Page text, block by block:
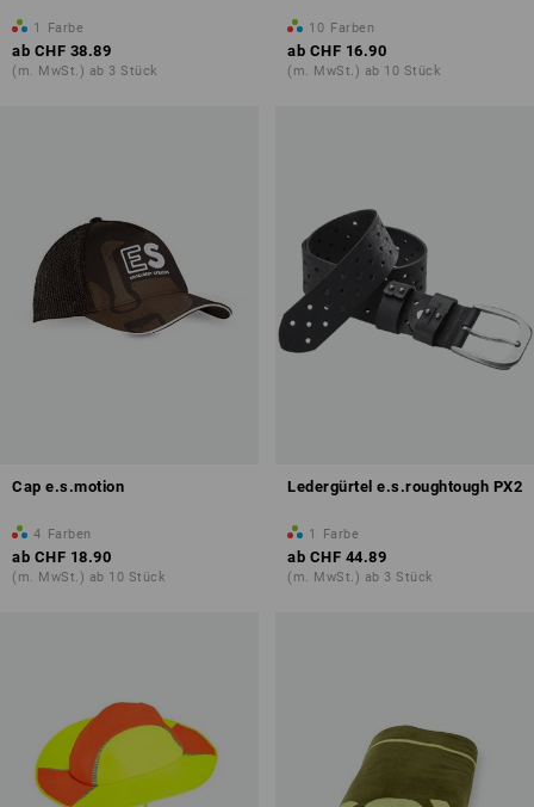
1 Farbe
ab CHF 38.89
(m. MwSt.) ab 3 Stück
10 Farben
ab CHF 16.90
(m. MwSt.) ab 10 Stück
Cap e.s.motion
4 Farben
ab CHF 18.90
(m. MwSt.) ab 10 Stück
Ledergürtel e.s.roughtough PX2
1 Farbe
ab CHF 44.89
(m. MwSt.) ab 3 Stück